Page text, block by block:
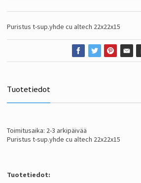
Puristus t-sup.yhde cu altech 22x22x15
Tuotetiedot
Toimitusaika: 2-3 arkipäivää
Puristus t-sup.yhde cu altech 22x22x15
Tuotetiedot: